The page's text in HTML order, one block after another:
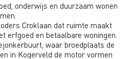
onderwijs en duurzaam wonen
Croklaan dat ruimte maakt
erfgoed en betaalbare woningen.
waar broedplaats de
in Kogerveld de motor vormen